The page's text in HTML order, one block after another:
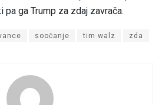
pa ga Trump za zdaj zavrača.
soočanje tim walz zda